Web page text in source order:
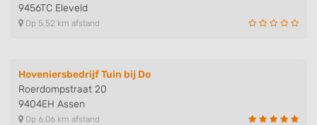
9456TC Eleveld
Op 5,52 km afstand
Hoveniersbedrijf Tuin bij Do
Roerdompstraat 20
9404EH Assen
Op 6,06 km afstand